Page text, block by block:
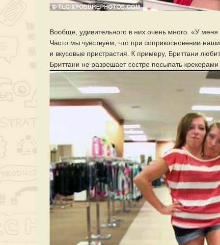
Вообще, удивительного в них очень много. «У
Часто мы чувствуем, что при соприкосновении
и вкусовые пристрастия. К примеру, Бриттани
Бриттани не разрешает сестре посыпать